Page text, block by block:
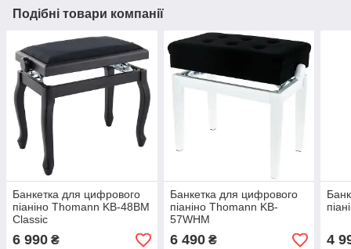
Подібні товари компанії
Банкетка для цифрового
піаніно Thomann KB-48BM
Classic
6 990 ₴
Банкетка для цифрового
піаніно Thomann KB-
57WHM
6 490₴ 4